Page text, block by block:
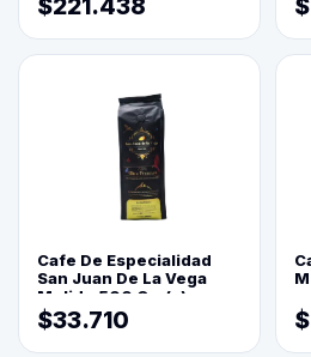
$221.438
Cafe De Especialidad
San Juan De La Vega
Molido 500 Grs(=)
$33.710